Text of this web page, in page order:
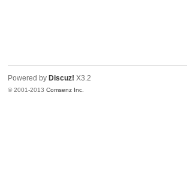
Powered by Discuz! X3.2
© 2001-2013Comsenz Inc.